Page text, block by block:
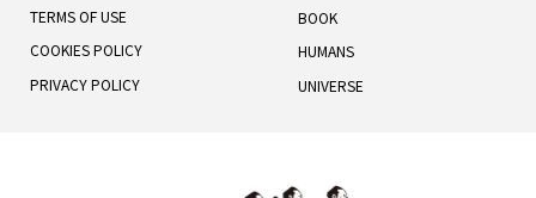
TERMS OF USE
COOKIES POLICY
PRIVACY POLICY
BOOK
HUMANS
UNIVERSE